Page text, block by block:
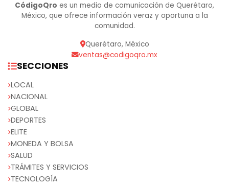
CódigoQro es un medio de comunicación de Querétaro,
México, que ofrece información veraz y oportuna a la
comunidad.
Querétaro, México
ventas@codigoqro.mx
SECCIONES
LOCAL
NACIONAL
GLOBAL
DEPORTES
ELITE
MONEDA Y BOLSA
SALUD
TRÁMITES Y SERVICIOS
TECNOLOGÍA